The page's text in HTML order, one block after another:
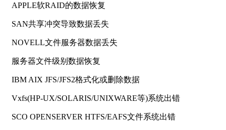
APPLE软RAID的数据恢复
SAN共享冲突导致数据丢失
NOVELL文件服务器数据丢失
服务器文件级别数据恢复
IBM AIX JFS/JFS2格式化或删除数据
Vxfs(HP-UX/SOLARIS/UNIXWARE等)系统出错
SCO OPENSERVER HTFS/EAFS文件系统出错